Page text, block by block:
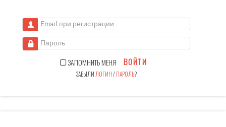
Email при регистрации
Пароль
ЗАПОМНИТЬ МЕНЯ ВОЙТИ
ЗАБЫЛИ ЛОГИН/ПАРОЛЬ?